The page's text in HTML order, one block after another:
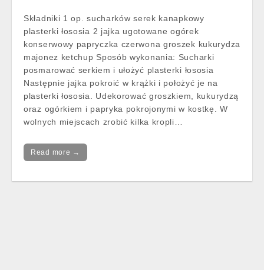
Składniki 1 op. sucharków serek kanapkowy
plasterki łososia 2 jajka ugotowane ogórek
konserwowy papryczka czerwona groszek kukurydza
majonez ketchup Sposób wykonania: Sucharki
posmarować serkiem i ułożyć plasterki łososia
Następnie jajka pokroić w krążki i położyć je na
plasterki łososia. Udekorować groszkiem, kukurydzą
oraz ogórkiem i papryka pokrojonymi w kostkę. W
wolnych miejscach zrobić kilka kropli…
Read more →